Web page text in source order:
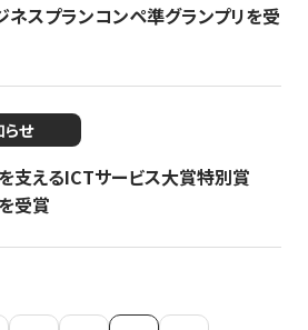
スプランコンペ準グランプリを受
らせ
支えるICTサービス大賞特別賞
受賞